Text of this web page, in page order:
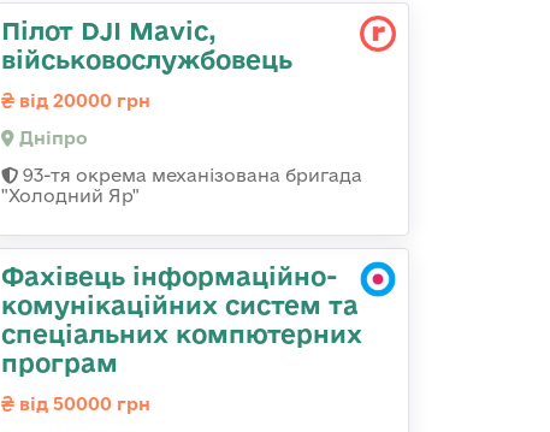
Пілот DJI Mavic,
військовослужбовець
від 20000 грн
Дніпро
93-тя окрема механізована бригада
"Холодний Яр"
Фахівець інформаційно-
комунікаційних систем та
спеціальних компютерних
програм
від 50000 грн